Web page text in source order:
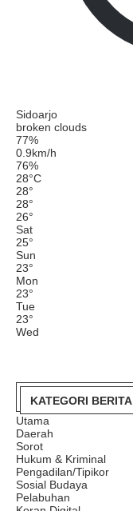
Sidoarjo
broken clouds
77%
0.9km/h
76%
28°C
28°
28°
26°
Sat
25°
Sun
23°
Mon
23°
Tue
23°
Wed
KATEGORI BERITA
Utama
Daerah
Sorot
Hukum & Kriminal
Pengadilan/Tipikor
Sosial Budaya
Pelabuhan